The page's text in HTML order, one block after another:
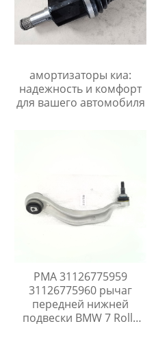
амортизаторы киа:
надежность и комфорт
для вашего автомобиля
PMA 31126775959
31126775960 рычаг
передней нижней
подвески BMW 7 Rolls